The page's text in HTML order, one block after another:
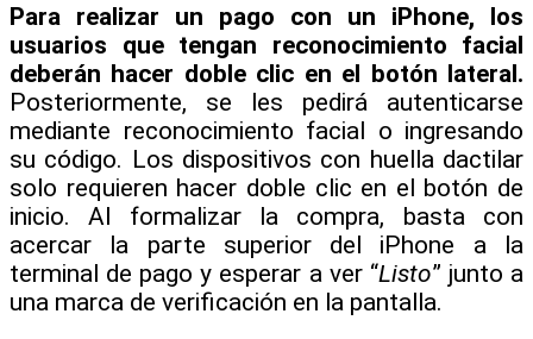
Para realizar un pago con un iPhone, los
usuarios que tengan reconocimiento facial
deberán hacer doble clic en el botón lateral.
Posteriormente, se les pedirá autenticarse
mediante reconocimiento facial o ingresando
su código. Los dispositivos con huella dactilar
solo requieren hacer doble clic en el botón de
inicio. Al formalizar la compra, basta con
acercar la parte superior del iPhone a la
terminal de pago y esperar a ver “Listo” junto a
una marca de verificación en la pantalla.